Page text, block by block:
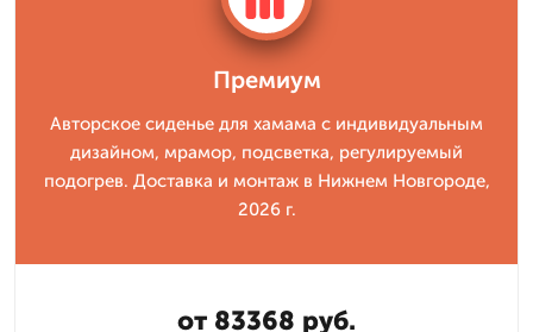
Премиум
Авторское сиденье для хамама с индивидуальным
дизайном, мрамор, подсветка, регулируемый
подогрев. Доставка и монтаж в Нижнем Новгороде,
2026 г.
от 83368 руб.